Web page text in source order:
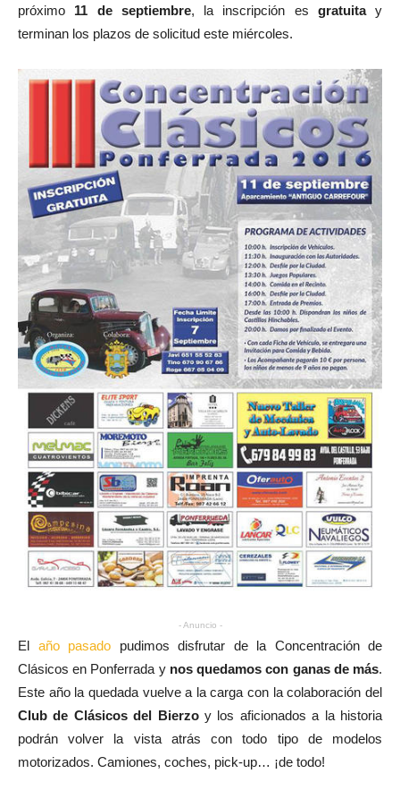
próximo 11 de septiembre, la inscripción es gratuitay
terminan los plazos de solicitud este miércoles.
- Anuncio -
El año pasado pudimos disfrutar de la Concentración de
Clásicos en Ponferrada ynos quedamos con ganas de más.
Este año la quedada vuelve a la carga con la colaboración del
Club de Clásicos del Bierzoy los aficionados a la historia
podrán volver la vista atrás con todo tipo de modelos
motorizados. Camiones, coches, pick-up… ¡de todo!